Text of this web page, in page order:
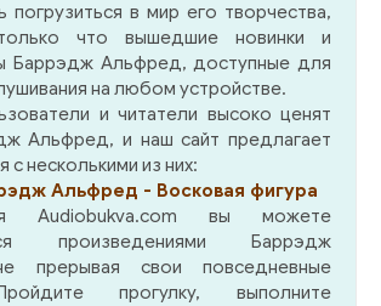
погрузиться в мир его творчества,
что вышедшие новинки и
Баррэдж Альфред, доступные для
на любом устройстве.
и читатели высоко ценят
Альфред, и наш сайт предлагает
с несколькими из них:
Альфред - Восковая фигура
Audiobukva.com вы можете
произведениями Баррэдж
прерывая свои повседневные
прогулку, выполните